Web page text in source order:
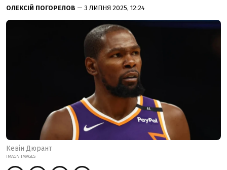
ОЛЕКСІЙ ПОГОРЕЛОВ — 3 ЛИПНЯ 2025, 12:24
Кевін Дюрант
IMAGN IMAGES